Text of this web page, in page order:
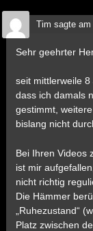
Tim sagte am
Sehr geehrter
seit mittlerweile
dass ich damals
gestimmt,
bislang nicht
Bei Ihren Videos
ist mir
nicht richtig
Die Hämmer
„Ruhezustand“
Platz zwischen